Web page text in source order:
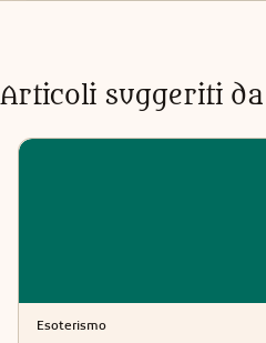
Articoli suggeriti
Esoterismo